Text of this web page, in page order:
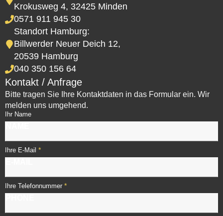
Krokusweg 4, 32425 Minden
0571 911 945 30
Standort Hamburg:
Billwerder Neuer Deich 12,
20539 Hamburg
040 350 156 64
Kontakt / Anfrage
Bitte tragen Sie Ihre Kontaktdaten in das Formular ein. Wir
melden uns umgehend.
Ihr Name
Ihre E-Mail *
Ihre Telefonnummer *